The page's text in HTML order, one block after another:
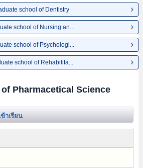
school of Dentistry
school of Nursing an...
school of Psychologi...
school of Rehabilita...
Pharmacetical Science
าเรียน